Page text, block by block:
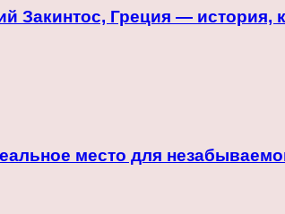
Закинтос, Греция — история,
место для